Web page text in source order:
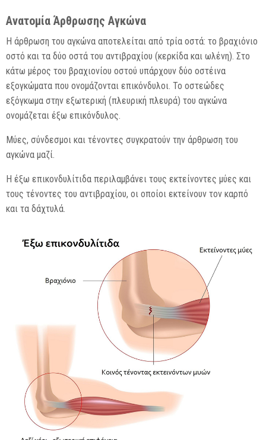
Ανατομία Άρθρωσης Αγκώνα
Η άρθρωση του αγκώνα αποτελείται από τρία οστά: το βραχιόνιο
οστό και τα δύο οστά του αντιβραχίου (κερκίδα και ωλένη). Στο
κάτω μέρος του βραχιονίου οστού υπάρχουν δύο οστέινα
εξογκώματα που ονομάζονται επικόνδυλοι. Το οστεώδες
εξόγκωμα στην εξωτερική (πλευρική πλευρά) του αγκώνα
ονομάζεται έξω επικόνδυλος.
Μύες, σύνδεσμοι και τένοντες συγκρατούν την άρθρωση του
αγκώνα μαζί.
Η έξω επικονδυλίτιδα περιλαμβάνει τους εκτείνοντες μύες και
τους τένοντες του αντιβραχίου, οι οποίοι εκτείνουν τον καρπό
και τα δάχτυλά.